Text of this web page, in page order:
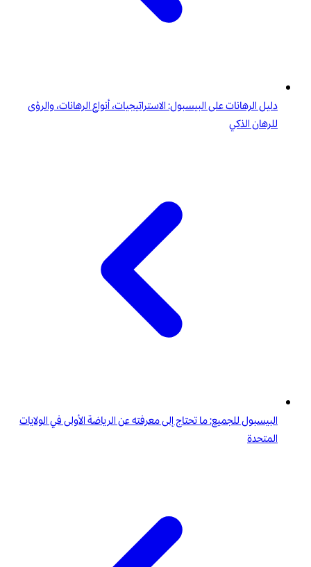
دليل الرهانات على البيسبول: الاستراتيجيات، أنواع الرهانات، والرؤى
للرهان الذكي
البيسبول للجميع: ما تحتاج إلى معرفته عن الرياضة الأولى في الولايات
المتحدة